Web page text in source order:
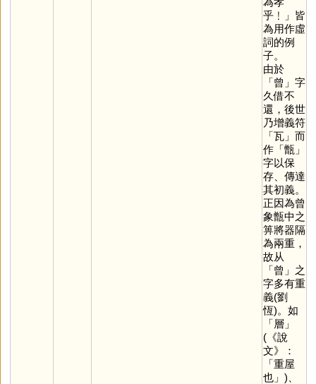
乎﹗」皆
為用作虛
詞的例
子。
由於
「曾 」字
久借不
還，後世
乃增義符
「瓦」而
作「甑 」
字以保
存、傳達
其初義。
正因為曾
象甑中之
箅將器隔
為兩重，
故从
「曾 」之
字多有重
義(劉
恆)。如
「層 」
(《說
文》：
「重屋
也」)、